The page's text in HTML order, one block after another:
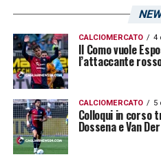
CALCIOMERCATO 4
Il Como vuole
l’attaccante
CALCIOMERCATO 5
Colloqui in corso
Dossena e Van